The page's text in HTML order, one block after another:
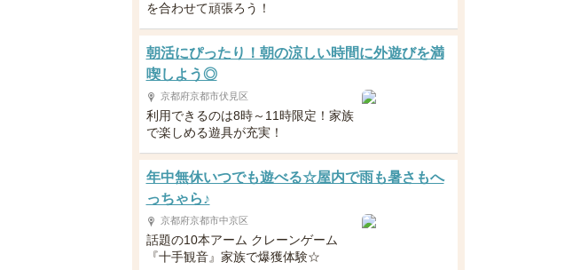
を合わせて頑張ろう！
朝活にぴったり！朝の涼しい時間に外遊びを満
喫しよう◎
京都府京都市伏見区
利用できるのは8時～11時限定！家族
で楽しめる遊具が充実！
年中無休いつでも遊べる☆屋内で雨も暑さもへ
っちゃら♪
京都府京都市中京区
話題の10本アーム クレーンゲーム
『十手観音』家族で爆獲体験☆